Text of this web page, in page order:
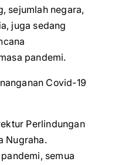
sejumlah negara,
juga sedang
pandemi.
Covid-19
Perlindungan
Nugraha.
semua